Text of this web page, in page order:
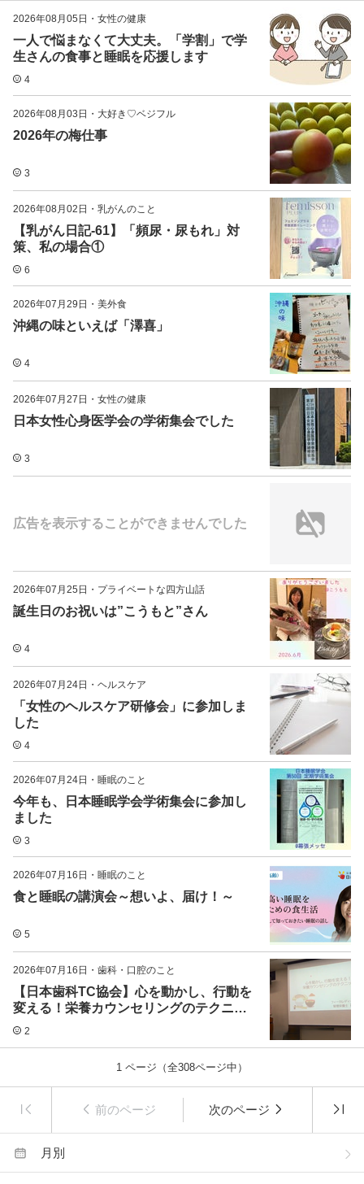
2026年08月05日 ・ 女性の健康
一人で悩まなくて大丈夫。「学割」で学
生さんの食事と睡眠を応援します
4
2026年08月03日 ・ 大好き♡ベジフル
2026年の梅仕事
3
2026年08月02日 ・ 乳がんのこと
【乳がん日記-61】「頻尿・尿もれ」対
策、私の場合①
6
2026年07月29日 ・ 美外食
沖縄の味といえば「澤喜」
4
2026年07月27日 ・ 女性の健康
日本女性心身医学会の学術集会でした
3
広告を表示することができませんでした
2026年07月25日 ・ プライベートな四方山話
誕生日のお祝いは”こうもと”さん
4
2026年07月24日 ・ ヘルスケア
「女性のヘルスケア研修会」に参加しま
した
4
2026年07月24日 ・ 睡眠のこと
今年も、日本睡眠学会学術集会に参加し
ました
3
2026年07月16日 ・ 睡眠のこと
食と睡眠の講演会～想いよ、届け！～
5
2026年07月16日 ・ 歯科・口腔のこと
【日本歯科TC協会】心を動かし、行動を
変える！栄養カウンセリングのテクニッ
ク2
1 ページ（全308ページ中）
前のページ 次のページ
月別